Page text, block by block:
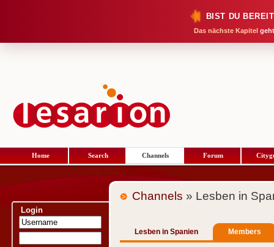
BIST DU
Das nächste Kapitel
Home Search Channels Forum
Login
Channels » Lesben in
Lesben in Spanien Members